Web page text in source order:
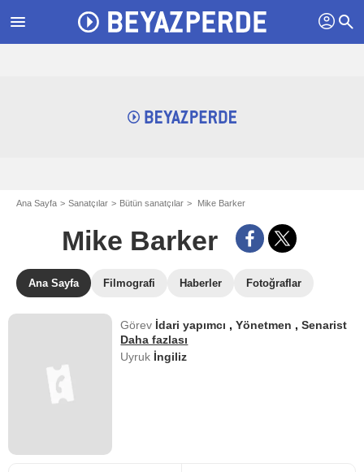
menu profil search
Ana Sayfa Sanatçılar Bütün sanatçılar Mike Barker
Mike Barker
Ana Sayfa Filmografi Haberler Fotoğraflar
Görev İdari yapımcı ,Yönetmen ,Senarist
Daha fazlası
Uyruk İngiliz